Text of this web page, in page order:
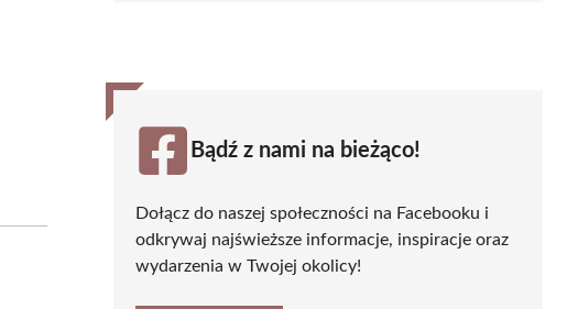
Bądź z nami na bieżąco!
Dołącz do naszej społeczności na Facebooku i
odkrywaj najświeższe informacje, inspiracje oraz
wydarzenia w Twojej okolicy!